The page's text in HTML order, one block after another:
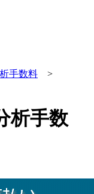
手数料 >
手数